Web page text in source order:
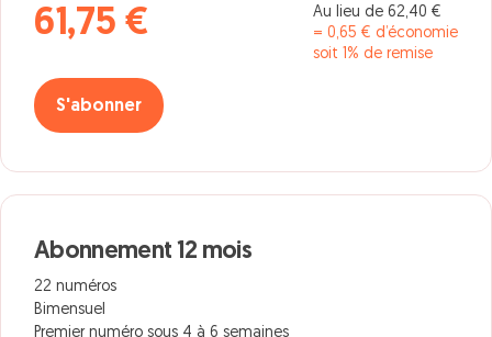
61,75 €
Au lieu de 62,40 €
= 0,65 € d’économie
soit 1% de remise
S'abonner
Abonnement 12 mois
22 numéros
Bimensuel
Premier numéro sous 4 à 6 semaines